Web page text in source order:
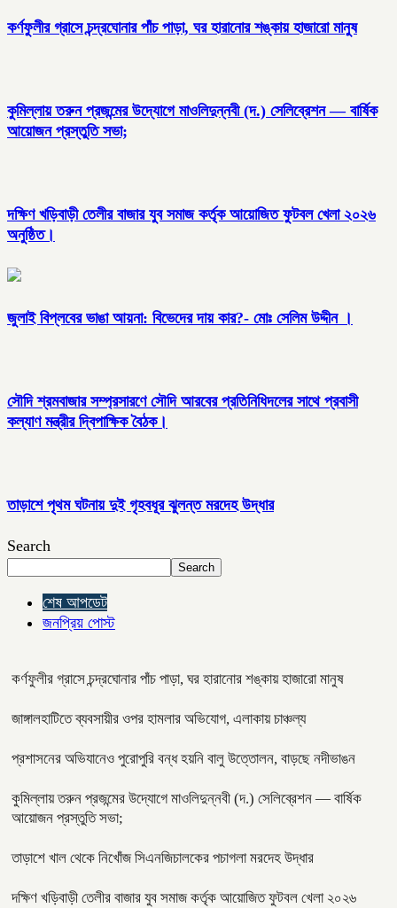
কর্ণফুলীর গ্রাসে চন্দ্রঘোনার পাঁচ পাড়া, ঘর হারানোর শঙ্কায় হাজারো মানুষ
কুমিল্লায় তরুন প্রজন্মের উদ্যোগে মাওলিদুন্নবী (দ.) সেলিব্রেশন — বার্ষিক
আয়োজন প্রস্তুতি সভা;
দক্ষিণ খড়িবাড়ী তেলীর বাজার যুব সমাজ কর্তৃক আয়োজিত ফুটবল খেলা ২০২৬
অনুষ্ঠিত।
জুলাই বিপ্লবের ভাঙা আয়না: বিভেদের দায় কার?- মোঃ সেলিম উদ্দীন ।
সৌদি শ্রমবাজার সম্প্রসারণে সৌদি আরবের প্রতিনিধিদলের সাথে প্রবাসী
কল্যাণ মন্ত্রীর দ্বিপাক্ষিক বৈঠক।
তাড়াশে পৃথম ঘটনায় দুই গৃহবধূর ঝুলন্ত মরদেহ উদ্ধার
Search
Search
শেষ আপডেট
জনপ্রিয় পোস্ট
কর্ণফুলীর গ্রাসে চন্দ্রঘোনার পাঁচ পাড়া, ঘর হারানোর শঙ্কায় হাজারো মানুষ
জাঙ্গালহাটিতে ব্যবসায়ীর ওপর হামলার অভিযোগ, এলাকায় চাঞ্চল্য
প্রশাসনের অভিযানেও পুরোপুরি বন্ধ হয়নি বালু উত্তোলন, বাড়ছে নদীভাঙন
কুমিল্লায় তরুন প্রজন্মের উদ্যোগে মাওলিদুন্নবী (দ.) সেলিব্রেশন — বার্ষিক
আয়োজন প্রস্তুতি সভা;
তাড়াশে খাল থেকে নিখোঁজ সিএনজিচালকের পচাগলা মরদেহ উদ্ধার
দক্ষিণ খড়িবাড়ী তেলীর বাজার যুব সমাজ কর্তৃক আয়োজিত ফুটবল খেলা ২০২৬